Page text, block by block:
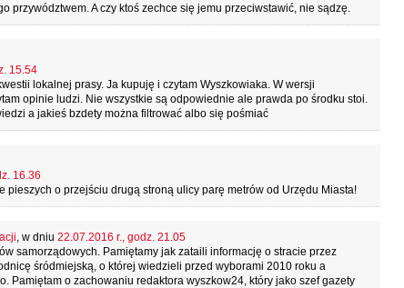
przywództwem. A czy ktoś zechce się jemu przeciwstawić, nie sądzę.
15.54
lokalnej prasy. Ja kupuję i czytam Wyszkowiaka. W wersji
opinie ludzi. Nie wszystkie są odpowiednie ale prawda po środku stoi.
a jakieś bzdety można filtrować albo się pośmiać
16.36
pieszych o przejściu drugą stroną ulicy parę metrów od Urzędu Miasta!
, w dniu 22.07.2016 r., godz. 21.05
samorządowych. Pamiętamy jak zataili informację o stracie przez
śródmiejską, o której wiedzieli przed wyborami 2010 roku a
Pamiętam o zachowaniu redaktora wyszkow24, który jako szef gazety